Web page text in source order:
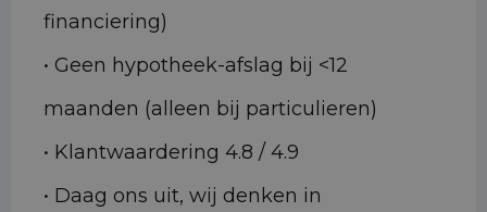
financiering)
• Geen hypotheek-afslag bij <12
maanden (alleen bij particulieren)
• Klantwaardering 4.8 / 4.9
• Daag ons uit, wij denken in